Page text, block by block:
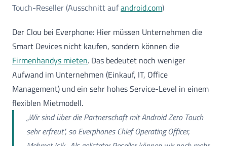
Touch-Reseller (Ausschnitt aufandroid.com)
Der Clou bei Everphone: Hier müssen Unternehmen die
Smart Devices nicht kaufen, sondern können die
Firmenhandys mieten. Das bedeutet noch weniger
Aufwand im Unternehmen (Einkauf, IT, Office
Management) und ein sehr hohes Service-Level in einem
flexiblen Mietmodell.
„Wir sind über die Partnerschaft mit Android Zero Touch
sehr erfreut", so Everphones Chief Operating Officer,